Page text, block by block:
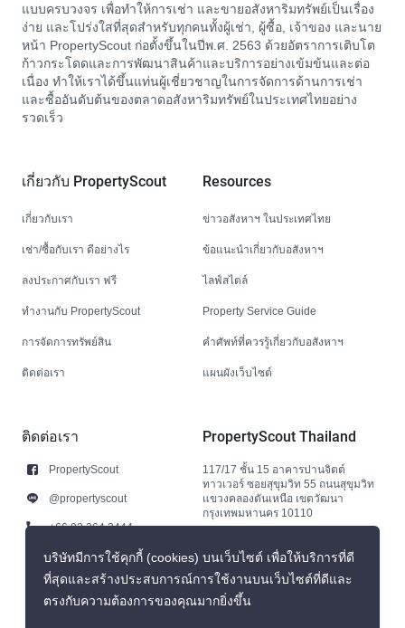
แบบครบวงจร เพื่อทำให้การเช่า และขายอสังหาริมทรัพย์เป็นเรื่อง
ง่าย และโปร่งใสที่สุดสำหรับทุกคนทั้งผู้เช่า, ผู้ซื้อ, เจ้าของ และนาย
หน้า PropertyScout ก่อตั้งขึ้นในปีพ.ศ. 2563 ด้วยอัตราการเติบโต
ก้าวกระโดดและการพัฒนาสินค้าและบริการอย่างเข้มข้นและต่อ
เนื่อง ทำให้เราได้ขึ้นแท่นผู้เชี่ยวชาญในการจัดการด้านการเช่า
และซื้ออันดับต้นของตลาดอสังหาริมทรัพย์ในประเทศไทยอย่าง
รวดเร็ว
เกี่ยวกับ PropertyScout
เกี่ยวกับเรา
เช่า/ซื้อกับเรา ดีอย่างไร
ลงประกาศกับเรา ฟรี
ทำงานกับ PropertyScout
การจัดการทรัพย์สิน
ติดต่อเรา
Resources
ข่าวอสังหาฯ ในประเทศไทย
ข้อแนะนำเกี่ยวกับอสังหาฯ
ไลฟ์สไตล์
Property Service Guide
คำศัพท์ที่ควรรู้เกี่ยวกับอสังหาฯ
แผนผังเว็บไซต์
ติดต่อเรา
PropertyScout
@propertyscout
+66 92 264 3444
+66 92 264 3444
contact@propertyscout.co.th
PropertyScout Thailand
117/17 ชั้น 15 อาคารปานจิตต์
ทาวเวอร์ ซอยสุขุมวิท 55 ถนนสุขุมวิท
แขวงคลองตันเหนือ เขตวัฒนา
กรุงเทพมหานคร 10110
บริษัทมีการใช้คุกกี้ (cookies) บนเว็บไซต์ เพื่อให้บริการที่ดี
ที่สุดและสร้างประสบการณ์การใช้งานบนเว็บไซต์ที่ดีและ
ตรงกับความต้องการของคุณมากยิ่งขึ้น